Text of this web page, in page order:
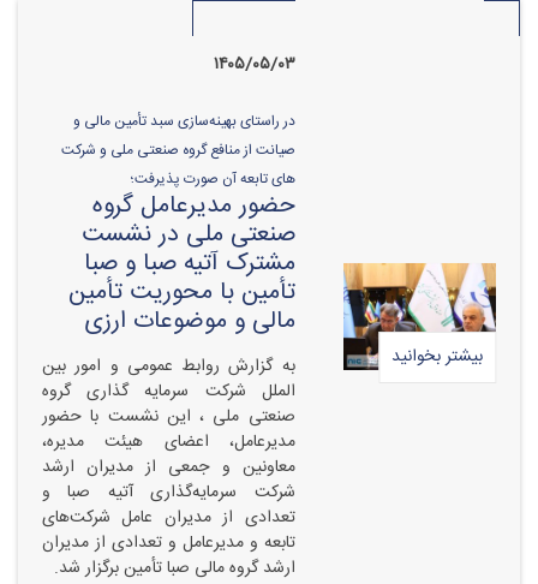
بیشتر بخوانید
۱۴۰۵/۰۵/۰۳
در راستای بهینه‌سازی سبد تأمین مالی و
صیانت از منافع گروه صنعتی ملی و شرکت
های تابعه آن صورت پذیرفت؛
حضور مدیرعامل گروه
صنعتی ملی در نشست
مشترک آتیه صبا و صبا
تأمین با محوریت تأمین
مالی و موضوعات ارزی
به گزارش روابط عمومی و امور بین
الملل شرکت سرمایه گذاری گروه
صنعتی ملی ، این نشست با حضور
مدیرعامل، اعضای هیئت مدیره،
معاونین و جمعی از مدیران ارشد
شرکت سرمایه‌گذاری آتیه صبا و
تعدادی از مدیران عامل شرکت‌های
تابعه و مدیرعامل و تعدادی از مدیران
ارشد گروه مالی صبا تأمین برگزار شد.